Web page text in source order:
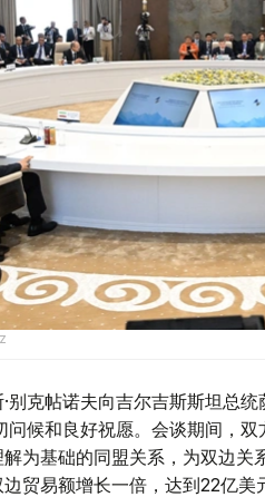
别克帖诺夫向吉尔吉斯斯坦总
问候和良好祝愿。会谈期间，
为基础的同盟关系，为双边
贸易额增长一倍，达到22亿美